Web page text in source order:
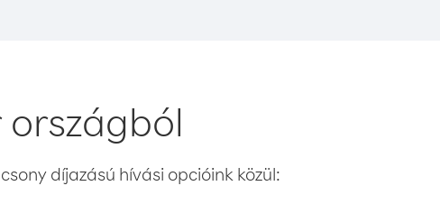
díjazású hívási opcióink közül: